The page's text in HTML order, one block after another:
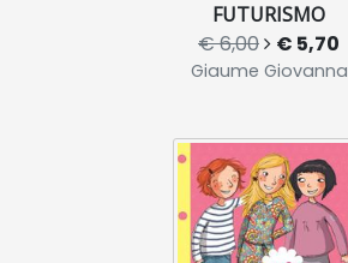
FUTURISMO
€ 6,00 € 5,70
Giaume Giovanna